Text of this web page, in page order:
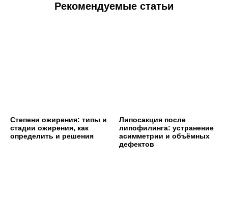
Рекомендуемые статьи
Степени ожирения: типы и
стадии ожирения, как
определить и решения
Липосакция после
липофилинга: устранение
асимметрии и объёмных
дефектов